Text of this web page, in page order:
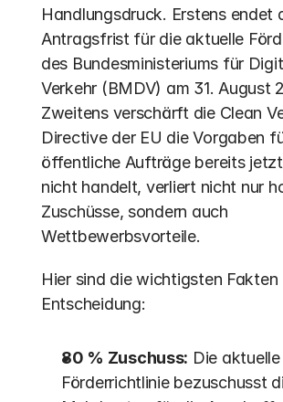
Handlungsdruck. Erstens endet
Antragsfrist für die aktuelle
des Bundesministeriums für
Verkehr (BMDV) am 31. August
Zweitens verschärft die Clean
Directive der EU die Vorgaben
öffentliche Aufträge bereits
nicht handelt, verliert nicht nur
Zuschüsse, sondern auch
Wettbewerbsvorteile.
Hier sind die wichtigsten Fakten
Entscheidung:
80 % Zuschuss: Die aktuelle
Förderrichtlinie bezuschusst